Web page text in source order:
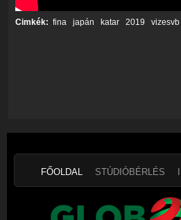
Cimkék: fina japán katar 2019 vizesvb
FŐOLDAL STÚDIÓBÉRLÉS